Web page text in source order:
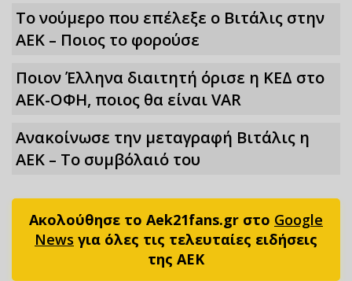
Το νούμερο που επέλεξε ο Βιτάλις στην
ΑΕΚ – Ποιος το φορούσε
Ποιον Έλληνα διαιτητή όρισε η ΚΕΔ στο
ΑΕΚ-ΟΦΗ, ποιος θα είναι VAR
Ανακοίνωσε την μεταγραφή Βιτάλις η
ΑΕΚ – Το συμβόλαιό του
Ακολούθησε το Aek21fans.gr στο Google
News για όλες τις τελευταίες ειδήσεις
της ΑΕΚ